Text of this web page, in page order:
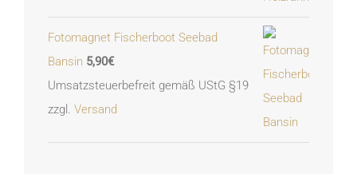
Fotomagnet Fischerboot Seebad
Bansin 5,90€
Umsatzsteuerbefreit gemäß UStG §19
zzgl. Versand